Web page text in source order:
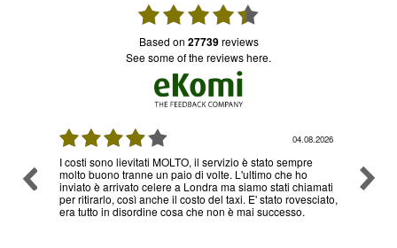
based on 27739reviews
see some of the reviews here.
03.08.2026
Ottimo servizio e prezzi, ritiro e consegna senza nessun
problema , sono già diverse volte che utilizzo il loro
servizio